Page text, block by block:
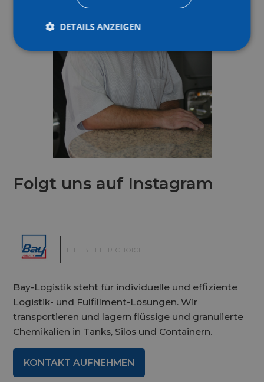
Folgt uns auf Instagram
| THE BETTER CHOICE
Bay-Logistik steht für individuelle und effiziente
Logistik- und Fulfillment-Lösungen. Wir
transportieren und lagern flüssige und granulierte
Chemikalien in Tanks, Silos und Containern.
KONTAKT AUFNEHMEN
DETAILS ANZEIGEN